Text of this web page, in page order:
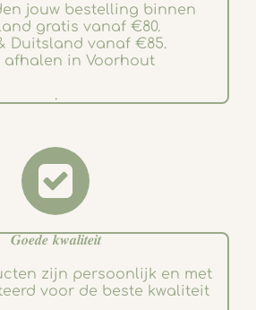
jouw bestelling binnen
gratis vanaf €80.
Duitsland vanaf €85.
afhalen in Voorhout
.
𝑮𝒐𝒆𝒅𝒆 𝒌𝒘𝒂𝒍𝒊𝒕𝒆𝒊𝒕
zijn persoonlijk en met
voor de beste kwaliteit